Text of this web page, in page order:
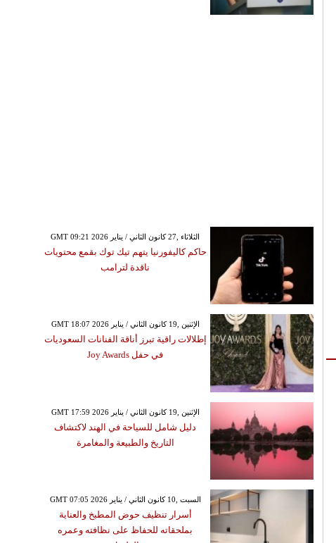
GMT 09:21 2026 الثلاثاء ,27 كانون الثاني / يناير
حاكم كاليفورنيا يتهم تيك توك بقمع محتويات
ناقدة لترامب
GMT 18:07 2026 الإثنين ,19 كانون الثاني / يناير
إطلالات راقية تبرز أناقة الفنانات السعوديات
في حفل Joy Awards
GMT 17:59 2026 الإثنين ,19 كانون الثاني / يناير
دليل شامل للسياحة في الهند لاكتشاف
التاريخ والطبيعة والمغامرة
GMT 07:05 2026 السبت ,10 كانون الثاني / يناير
أسرار تنظيف حوض المطبخ والعناية
بملحقاته للحفاظ على نظافته وعمره